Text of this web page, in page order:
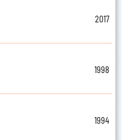
2017
1998
1994